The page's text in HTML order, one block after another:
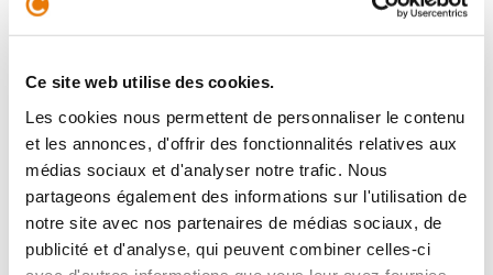
Ce site web utilise des cookies.
Les cookies nous permettent de personnaliser le contenu
et les annonces, d'offrir des fonctionnalités relatives aux
médias sociaux et d'analyser notre trafic. Nous
partageons également des informations sur l'utilisation de
notre site avec nos partenaires de médias sociaux, de
publicité et d'analyse, qui peuvent combiner celles-ci
ACHAT DE LOCAUX COMMERCIAUX LA TESTE-DE-
BUCH